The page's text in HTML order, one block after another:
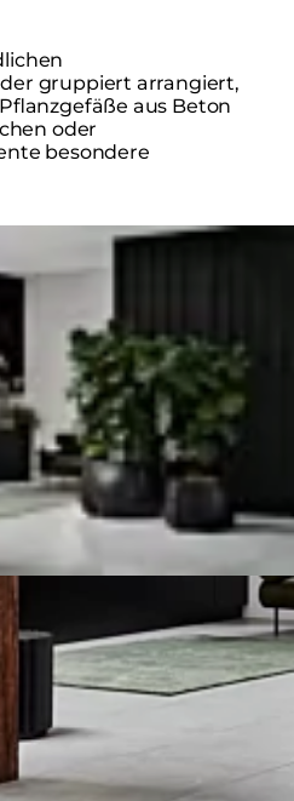
gruppiert arrangiert,
aus Beton
oder
besondere